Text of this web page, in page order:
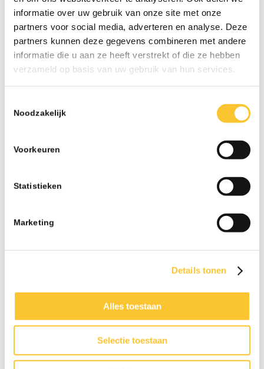
informatie over uw gebruik van onze site met onze
partners voor social media, adverteren en analyse. Deze
partners kunnen deze gegevens combineren met andere
informatie die u aan ze heeft verstrekt of die ze hebben
verzameld op basis van uw gebruik van hun services.
Noodzakelijk
Voorkeuren
Statistieken
Marketing
Details tonen
Alles toestaan
Selectie toestaan
Wij zijn donderdag 26 mei en vrijdag 27 mei
gesloten..
Lees meer
mei 2026
december 2025
oktober 2025
augustus 2025